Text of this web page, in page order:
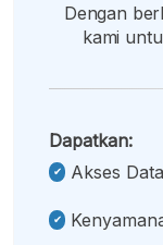
Dengan
kami
Dapatkan:
Akses